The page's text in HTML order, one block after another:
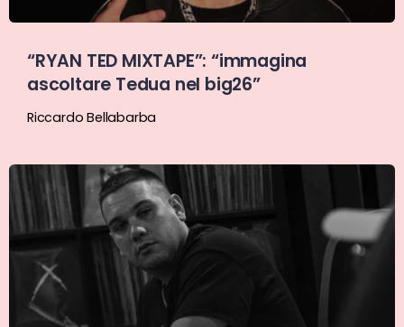
“RYAN TED MIXTAPE”: “immagina
ascoltare Tedua nel big26”
Riccardo Bellabarba